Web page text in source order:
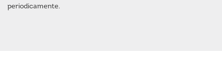
periodicamente.